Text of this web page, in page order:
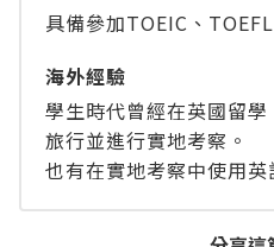
具備參加TOEIC、
海外經驗
學生時代曾經在英國留
旅行並進行實地考察。
也有在實地考察中使用英